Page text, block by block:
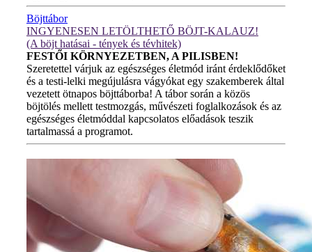
Böjttábor
INGYENESEN LETÖLTHETŐ BÖJT-KALAUZ!
(A böjt hatásai - tények és tévhitek)
FESTŐI KÖRNYEZETBEN, A PILISBEN!
Szeretettel várjuk az egészséges életmód iránt érdeklődőket
és a testi-lelki megújulásra vágyókat egy szakemberek által
vezetett ötnapos böjttáborba! A tábor során a közös
böjtölés mellett testmozgás, művészeti foglalkozások és az
egészséges életmóddal kapcsolatos előadások teszik
tartalmassá a programot.